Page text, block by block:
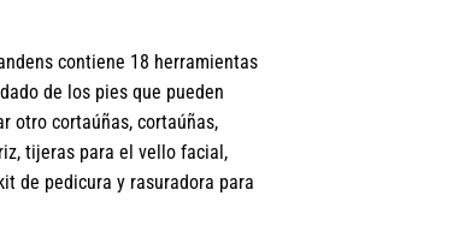
contiene 18 herramientas
de los pies que pueden
otro cortaúñas, cortaúñas,
tijeras para el vello facial,
de pedicura y rasuradora para